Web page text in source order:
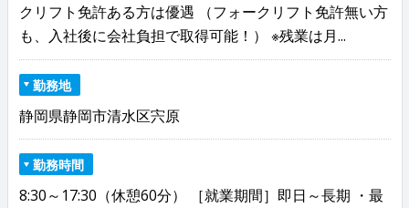
クリフト免許ある方は優遇 （フォークリフト免許無い方
も、入社後に会社負担で取得可能！） ※残業は月...
勤務地
静岡県静岡市清水区宍原
勤務時間
8:30～17:30（休憩60分） ［就業期間］即日～長期 ・最